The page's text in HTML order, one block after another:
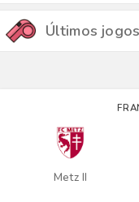
Últimos
Metz II